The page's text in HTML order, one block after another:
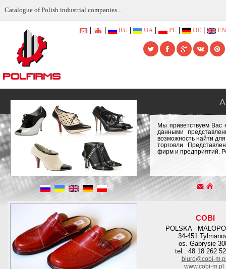
Catalogue of Polish industrial companies...
RU UA PL DE EN
Мы приветствуем Вас
данными
возможность найти
торговли.
фирм и предприятий.
COBI
POLSKA -
34-451
os. Gabrysie
tel.: 48 18 262
biuro@cobi-
www.cobi-m.pl